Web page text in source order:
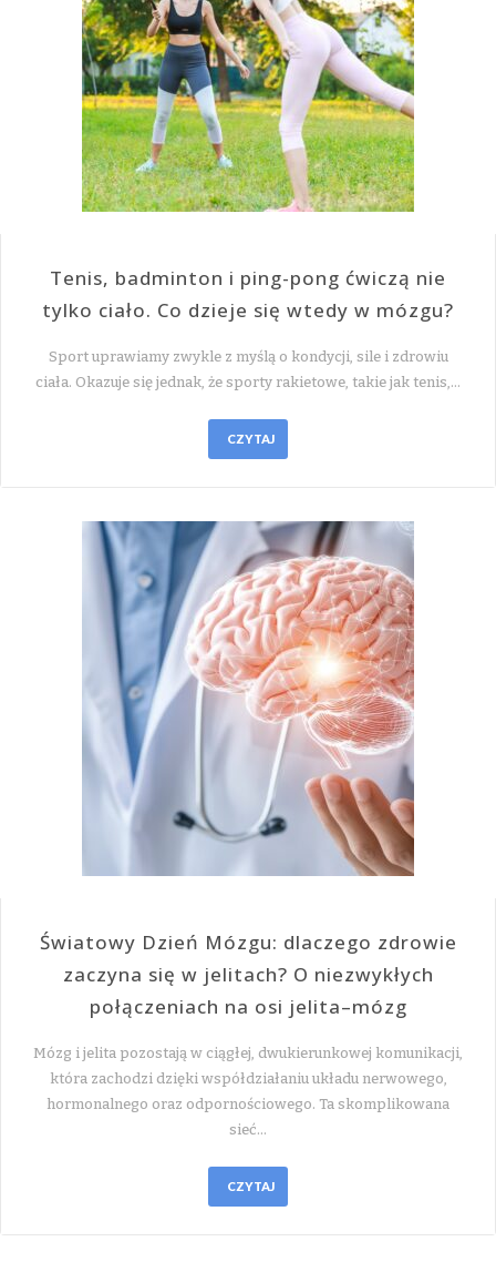
Tenis, badminton i ping-pong ćwiczą nie
tylko ciało. Co dzieje się wtedy w mózgu?
Sport uprawiamy zwykle z myślą o kondycji, sile i zdrowiu
ciała. Okazuje się jednak, że sporty rakietowe, takie jak tenis,…
CZYTAJ
Światowy Dzień Mózgu: dlaczego zdrowie
zaczyna się w jelitach? O niezwykłych
połączeniach na osi jelita–mózg
Mózg i jelita pozostają w ciągłej, dwukierunkowej komunikacji,
która zachodzi dzięki współdziałaniu układu nerwowego,
hormonalnego oraz odpornościowego. Ta skomplikowana
sieć…
CZYTAJ